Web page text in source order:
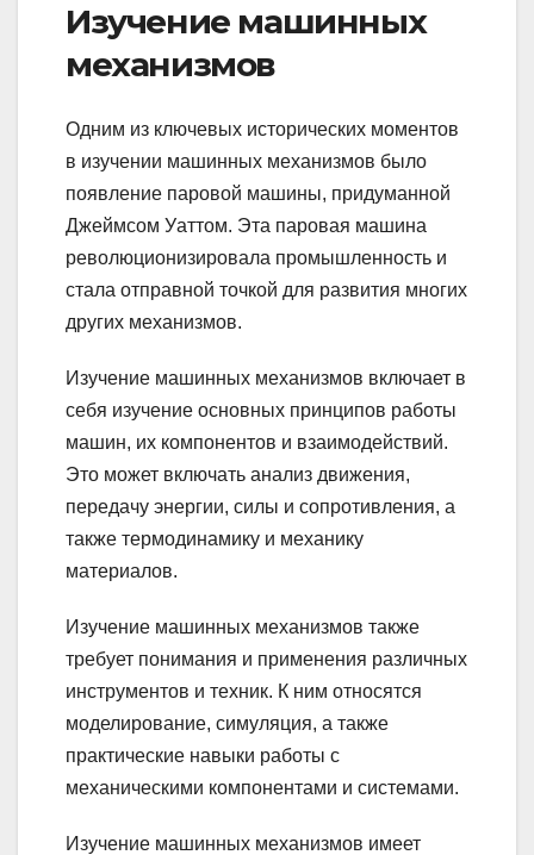
Изучение машинных
механизмов
Одним из ключевых исторических моментов
в изучении машинных механизмов было
появление паровой машины, придуманной
Джеймсом Уаттом. Эта паровая машина
революционизировала промышленность и
стала отправной точкой для развития многих
других механизмов.
Изучение машинных механизмов включает в
себя изучение основных принципов работы
машин, их компонентов и взаимодействий.
Это может включать анализ движения,
передачу энергии, силы и сопротивления, а
также термодинамику и механику
материалов.
Изучение машинных механизмов также
требует понимания и применения различных
инструментов и техник. К ним относятся
моделирование, симуляция, а также
практические навыки работы с
механическими компонентами и системами.
Изучение машинных механизмов имеет